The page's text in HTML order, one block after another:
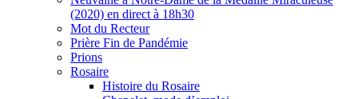
(2020) en direct à 18h30
Mot du Recteur
Prière Fin de Pandémie
Prions
Rosaire
Histoire du Rosaire